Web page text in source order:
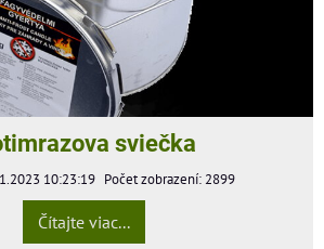
sviečka
10:23:19 Počet zobrazení: 2899
Čítajte viac...